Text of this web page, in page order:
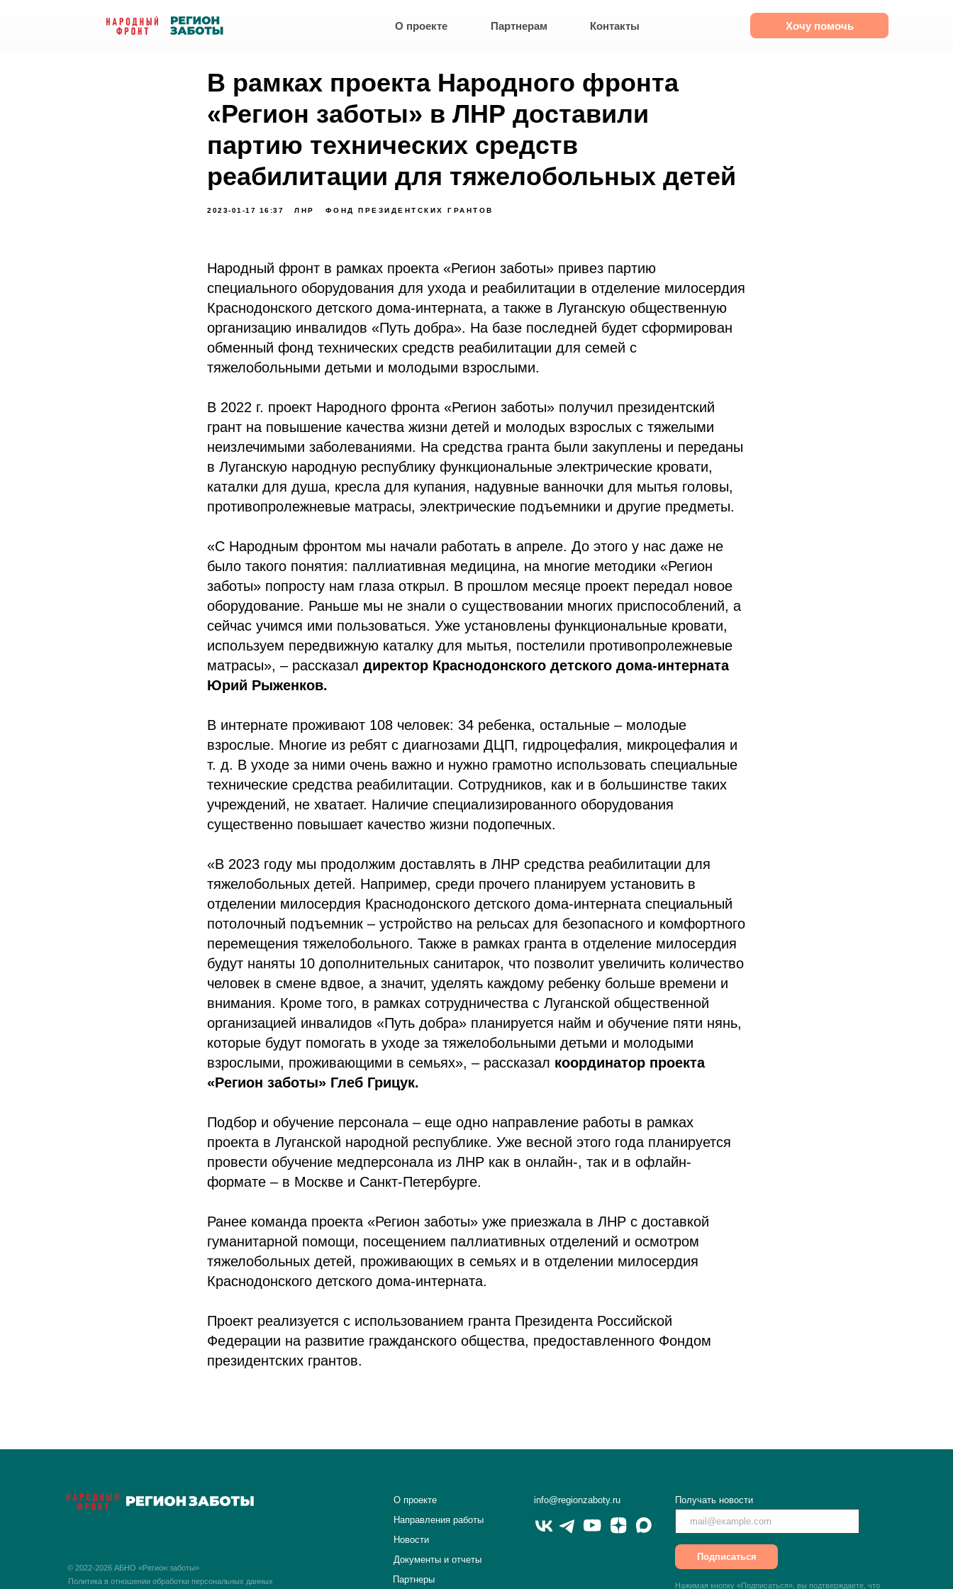
Хочу помочь
О проекте Партнерам Контакты
В рамках проекта Народного фронта
«Регион заботы» в ЛНР доставили
партию технических средств
реабилитации для тяжелобольных детей
2023-01-17 16:37 ЛНР ФОНД ПРЕЗИДЕНТСКИХ ГРАНТОВ
Народный фронт в рамках проекта «Регион заботы» привез партию
специального оборудования для ухода и реабилитации в отделение милосердия
Краснодонского детского дома-интерната, а также в Луганскую общественную
организацию инвалидов «Путь добра». На базе последней будет сформирован
обменный фонд технических средств реабилитации для семей с
тяжелобольными детьми и молодыми взрослыми.
В 2022 г. проект Народного фронта «Регион заботы» получил президентский
грант на повышение качества жизни детей и молодых взрослых с тяжелыми
неизлечимыми заболеваниями. На средства гранта были закуплены и переданы
в Луганскую народную республику функциональные электрические кровати,
каталки для душа, кресла для купания, надувные ванночки для мытья головы,
противопролежневые матрасы, электрические подъемники и другие предметы.
«С Народным фронтом мы начали работать в апреле. До этого у нас даже не
было такого понятия: паллиативная медицина, на многие методики «Регион
заботы» попросту нам глаза открыл. В прошлом месяце проект передал новое
оборудование. Раньше мы не знали о существовании многих приспособлений, а
сейчас учимся ими пользоваться. Уже установлены функциональные кровати,
используем передвижную каталку для мытья, постелили противопролежневые
матрасы», – рассказал директор Краснодонского детского дома-интерната
Юрий Рыженков.
В интернате проживают 108 человек: 34 ребенка, остальные – молодые
взрослые. Многие из ребят с диагнозами ДЦП, гидроцефалия, микроцефалия и
т. д. В уходе за ними очень важно и нужно грамотно использовать специальные
технические средства реабилитации. Сотрудников, как и в большинстве таких
учреждений, не хватает. Наличие специализированного оборудования
существенно повышает качество жизни подопечных.
«В 2023 году мы продолжим доставлять в ЛНР средства реабилитации для
тяжелобольных детей. Например, среди прочего планируем установить в
отделении милосердия Краснодонского детского дома-интерната специальный
потолочный подъемник – устройство на рельсах для безопасного и комфортного
перемещения тяжелобольного. Также в рамках гранта в отделение милосердия
будут наняты 10 дополнительных санитарок, что позволит увеличить количество
человек в смене вдвое, а значит, уделять каждому ребенку больше времени и
внимания. Кроме того, в рамках сотрудничества с Луганской общественной
организацией инвалидов «Путь добра» планируется найм и обучение пяти нянь,
которые будут помогать в уходе за тяжелобольными детьми и молодыми
взрослыми, проживающими в семьях», – рассказал координатор проекта
«Регион заботы» Глеб Грицук.
Подбор и обучение персонала – еще одно направление работы в рамках
проекта в Луганской народной республике. Уже весной этого года планируется
провести обучение медперсонала из ЛНР как в онлайн-, так и в офлайн-
формате – в Москве и Санкт-Петербурге.
Ранее команда проекта «Регион заботы» уже приезжала в ЛНР с доставкой
гуманитарной помощи, посещением паллиативных отделений и осмотром
тяжелобольных детей, проживающих в семьях и в отделении милосердия
Краснодонского детского дома-интерната.
Проект реализуется с использованием гранта Президента Российской
Федерации на развитие гражданского общества, предоставленного Фондом
президентских грантов.
info@regionzaboty.ru
О проекте
Партнеры
Направления работы
Новости
Документы и отчеты
Нажимая кнопку «Подписаться», вы подтверждаете, что
© 2022-2026 АБНО «Регион заботы»
Политика в отношении обработки персональных данных
Получать новости
Подписаться